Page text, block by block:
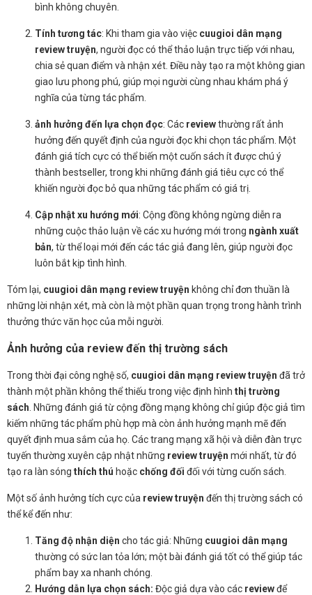
bình không chuyên.
Tính tương tác: Khi tham gia vào việc cuugioi dân mạng
review truyện, người đọc có thể thảo luận trực tiếp với nhau,
chia sẻ quan điểm và nhận xét. Điều này tạo ra một không gian
giao lưu phong phú, giúp mọi người cùng nhau khám phá ý
nghĩa của từng tác phẩm.
ảnh hưởng đến lựa chọn đọc: Các reviewthường rất ảnh
hưởng đến quyết định của người đọc khi chọn tác phẩm. Một
đánh giá tích cực có thể biến một cuốn sách ít được chú ý
thành bestseller, trong khi những đánh giá tiêu cực có thể
khiến người đọc bỏ qua những tác phẩm có giá trị.
Cập nhật xu hướng mới: Cộng đồng không ngừng diễn ra
những cuộc thảo luận về các xu hướng mới trong ngành xuất
bản, từ thể loại mới đến các tác giả đang lên, giúp người đọc
luôn bắt kịp tình hình.
Tóm lại, cuugioi dân mạng review truyện không chỉ đơn thuần là
những lời nhận xét, mà còn là một phần quan trọng trong hành trình
thưởng thức văn học của mỗi người.
Ảnh hưởng của review đến thị trường sách
Trong thời đại công nghệ số, cuugioi dân mạng review truyện đã trở
thành một phần không thể thiếu trong việc định hình thị trường
sách . Những đánh giá từ cộng đồng mạng không chỉ giúp độc giả tìm
kiếm những tác phẩm phù hợp mà còn ảnh hưởng mạnh mẽ đến
quyết định mua sắm của họ. Các trang mạng xã hội và diễn đàn trực
tuyến thường xuyên cập nhật những review truyện mới nhất, từ đó
tạo ra làn sóng thích thú hoặc chống đối đối với từng cuốn sách.
Một số ảnh hưởng tích cực của review truyện đến thị trường sách có
thể kể đến như:
Tăng độ nhận diện cho tác giả: Những cuugioi dân mạng
thường có sức lan tỏa lớn; một bài đánh giá tốt có thể giúp tác
phẩm bay xa nhanh chóng.
Hướng dẫn lựa chọn sách: Độc giả dựa vào các reviewđể